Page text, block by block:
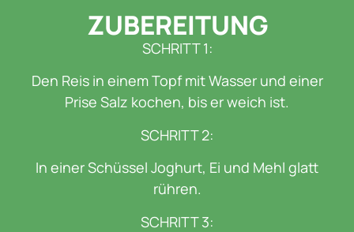
ZUBEREITUNG
SCHRITT 1:
Den Reis in einem Topf mit Wasser und einer
Prise Salz kochen, bis er weich ist.
SCHRITT 2:
In einer Schüssel Joghurt, Ei und Mehl glatt
rühren.
SCHRITT 3: